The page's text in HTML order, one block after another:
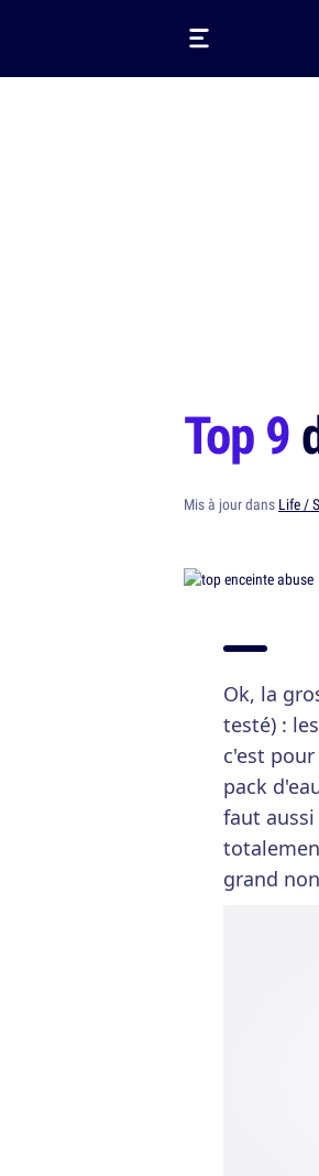
Top 9
Mis à jour dans Life /
Ok, la
testé) : les
c'est
pack
faut
grand